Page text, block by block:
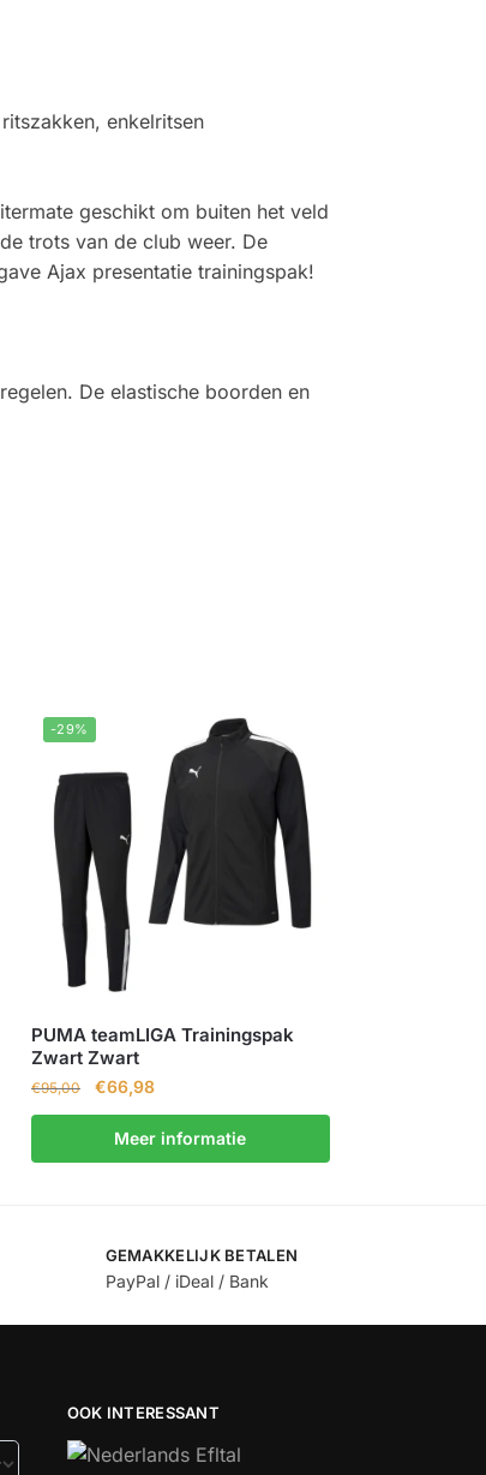
enkelritsen
geschikt om buiten het veld
trots van de club weer. De
Ajax presentatie trainingspak!
De elastische boorden en
-29%
PUMA teamLIGA Trainingspak
Zwart Zwart
€95,00 €66,98
Meer informatie
GEMAKKELIJK BETALEN
PayPal / iDeal / Bank
OOK INTERESSANT